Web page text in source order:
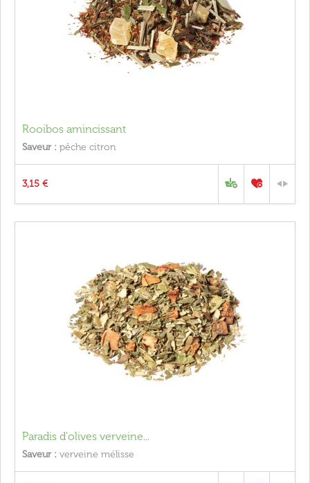
Rooibos amincissant
Saveur : pêche citron
3,15 €
Paradis d'olives verveine...
Saveur : verveine mélisse